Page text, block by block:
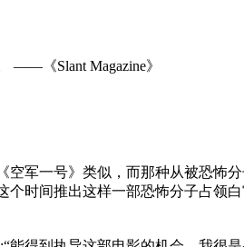
——《Slant Magazine》
军一号》类似，而那种从被恐怖
时间推出这样一部恐怖分子占领